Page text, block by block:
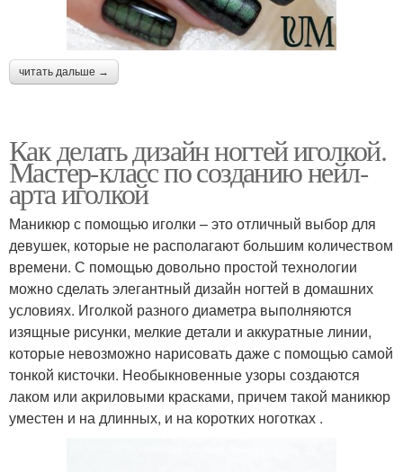
читать дальше →
Как делать дизайн ногтей иголкой.
Мастер-класс по созданию нейл-
арта иголкой
Маникюр с помощью иголки – это отличный выбор для
девушек, которые не располагают большим количеством
времени. С помощью довольно простой технологии
можно сделать элегантный дизайн ногтей в домашних
условиях. Иголкой разного диаметра выполняются
изящные рисунки, мелкие детали и аккуратные линии,
которые невозможно нарисовать даже с помощью самой
тонкой кисточки. Необыкновенные узоры создаются
лаком или акриловыми красками, причем такой маникюр
уместен и на длинных, и на коротких ноготках .